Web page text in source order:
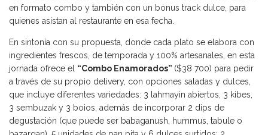
en formato combo y también con un bonus track dulce, para
quienes asistan al restaurante en esa fecha.
En sintonía con su propuesta, donde cada plato se elabora con
ingredientes frescos, de temporada y 100% artesanales, en esta
jornada ofrece el “Combo Enamorados” ($38 700) para pedir
a través de su propio delivery, con opciones saladas y dulces,
que incluye diferentes variedades: 3 lahmayin abiertos, 3 kibes,
3 sembuzak y 3 boios, además de incorporar 2 dips de
degustación (que puede ser babaganush, hummus, tabule o